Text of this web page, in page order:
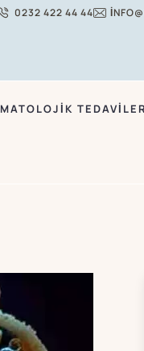
0232 422 44 44
TEDAVILER